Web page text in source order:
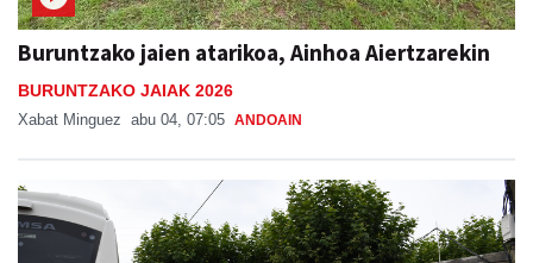
Buruntzako jaien atarikoa, Ainhoa Aiertzarekin
BURUNTZAKO JAIAK 2026
Xabat Minguez abu 04, 07:05 ANDOAIN